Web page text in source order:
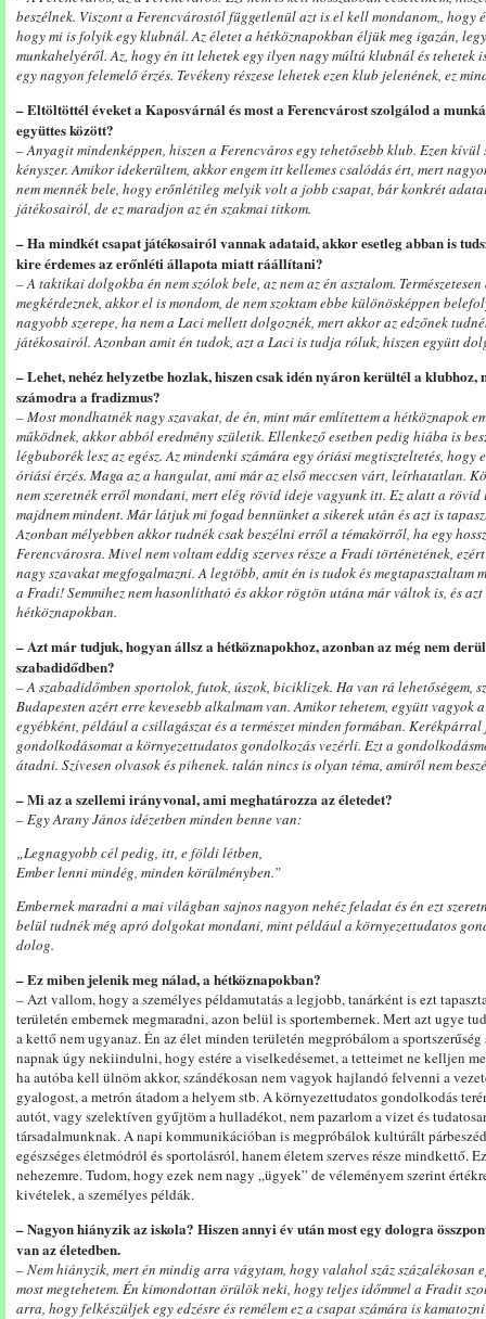
beszélnek. Viszont a Ferencvárostól függetlenül azt is el kell mondanom,, hogy
hogy mi is folyik egy klubnál. Az életet a hétköznapokban éljük meg igazán,
munkahelyéről. Az, hogy én itt lehetek egy ilyen nagy múltú klubnál és tehetek
egy nagyon felemelő érzés. Tevékeny részese lehetek ezen klub jelenének, ez
– Eltöltöttél éveket a Kaposvárnál és most a Ferencvárost szolgálod a
együttes között?
– Anyagit mindenképpen, hiszen a Ferencváros egy tehetősebb klub. Ezen
kényszer. Amikor idekerültem, akkor engem itt kellemes csalódás ért, mert
nem mennék bele, hogy erőnlétileg melyik volt a jobb csapat, bár konkrét
játékosairól, de ez maradjon az én szakmai titkom.
– Ha mindkét csapat játékosairól vannak adataid, akkor esetleg abban is
kire érdemes az erőnléti állapota miatt ráállítani?
– A taktikai dolgokba én nem szólok bele, az nem az én asztalom.
megkérdeznek, akkor el is mondom, de nem szoktam ebbe különösképpen
nagyobb szerepe, ha nem a Laci mellett dolgoznék, mert akkor az edzőnek
játékosairól. Azonban amit én tudok, azt a Laci is tudja róluk, hiszen együtt
– Lehet, nehéz helyzetbe hozlak, hiszen csak idén nyáron kerültél a klubhoz,
számodra a fradizmus?
– Most mondhatnék nagy szavakat, de én, mint már említettem a hétköznapok
működnek, akkor abból eredmény születik. Ellenkező esetben pedig hiába is
légbuborék lesz az egész. Az mindenki számára egy óriási megtiszteltetés,
óriási érzés. Maga az a hangulat, ami már az első meccsen várt, leírhatatlan.
nem szeretnék erről mondani, mert elég rövid ideje vagyunk itt. Ez alatt a
majdnem mindent. Már látjuk mi fogad bennünket a sikerek után és azt is
Azonban mélyebben akkor tudnék csak beszélni erről a témakörről, ha egy
Ferencvárosra. Mivel nem voltam eddig szerves része a Fradi történetének,
nagy szavakat megfogalmazni. A legtöbb, amit én is tudok és megtapasztaltam
a Fradi! Semmihez nem hasonlítható és akkor rögtön utána már váltok is, és azt
hétköznapokban.
– Azt már tudjuk, hogyan állsz a hétköznapokhoz, azonban az még nem
szabadidődben?
– A szabadidőmben sportolok, futok, úszok, biciklizek. Ha van rá lehetőségem,
Budapesten azért erre kevesebb alkalmam van. Amikor tehetem, együtt vagyok
egyébként, például a csillagászat és a természet minden formában.
gondolkodásomat a környezettudatos gondolkozás vezérli. Ezt a
átadni. Szívesen olvasok és pihenek. talán nincs is olyan téma, amiről nem
– Mi az a szellemi irányvonal, ami meghatározza az életedet?
– Egy Arany János idézetben minden benne van:
„Legnagyobb cél pedig, itt, e földi létben,
Ember lenni mindég, minden körülményben.”
Embernek maradni a mai világban sajnos nagyon nehéz feladat és én ezt
belül tudnék még apró dolgokat mondani, mint például a környezettudatos
dolog.
– Ez miben jelenik meg nálad, a hétköznapokban?
– Azt vallom, hogy a személyes példamutatás a legjobb, tanárként is ezt
területén embernek megmaradni, azon belül is sportembernek. Mert azt ugye
a kettő nem ugyanaz. Én az élet minden területén megpróbálom a
napnak úgy nekiindulni, hogy estére a viselkedésemet, a tetteimet ne kelljen
ha autóba kell ülnöm akkor, szándékosan nem vagyok hajlandó felvenni a
gyalogost, a metrón átadom a helyem stb. A környezettudatos gondolkodás
autót, vagy szelektíven gyűjtöm a hulladékot, nem pazarlom a vizet és
társadalmunknak. A napi kommunikációban is megpróbálok kultúrált
egészséges életmódról és sportolásról, hanem életem szerves része mindkettő.
nehezemre. Tudom, hogy ezek nem nagy „ügyek” de véleményem szerint
kivételek, a személyes példák.
– Nagyon hiányzik az iskola? Hiszen annyi év után most egy dologra
van az életedben.
– Nem hiányzik, mert én mindig arra vágytam, hogy valahol száz százalékosan
most megtehetem. Én kimondottan örülök neki, hogy teljes időmmel a Fradit
arra, hogy felkészüljek egy edzésre és remélem ez a csapat számára is